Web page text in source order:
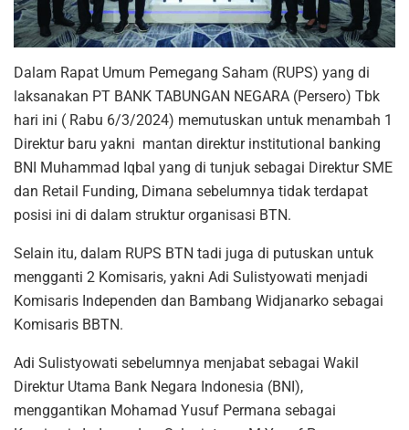
Dalam Rapat Umum Pemegang Saham (RUPS) yang di
laksanakan PT BANK TABUNGAN NEGARA (Persero) Tbk
hari ini ( Rabu 6/3/2024) memutuskan untuk menambah 1
Direktur baru yakni mantan direktur institutional banking
BNI Muhammad Iqbal yang di tunjuk sebagai Direktur SME
dan Retail Funding, Dimana sebelumnya tidak terdapat
posisi ini di dalam struktur organisasi BTN.
Selain itu, dalam RUPS BTN tadi juga di putuskan untuk
mengganti 2 Komisaris, yakni Adi Sulistyowati menjadi
Komisaris Independen dan Bambang Widjanarko sebagai
Komisaris BBTN.
Adi Sulistyowati sebelumnya menjabat sebagai Wakil
Direktur Utama Bank Negara Indonesia (BNI),
menggantikan Mohamad Yusuf Permana sebagai